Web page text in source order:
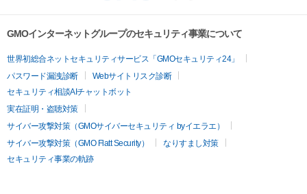
GMOインターネットグループのセキュリティ事業について
世界初総合ネットセキュリティサービス「GMOセキュリティ24」
パスワード漏洩診断
Webサイトリスク診断
セキュリティ相談AIチャットボット
実在証明・盗聴対策
サイバー攻撃対策（GMOサイバーセキュリティ byイエラエ）
サイバー攻撃対策（GMO Flatt Security）
なりすまし対策
セキュリティ事業の軌跡